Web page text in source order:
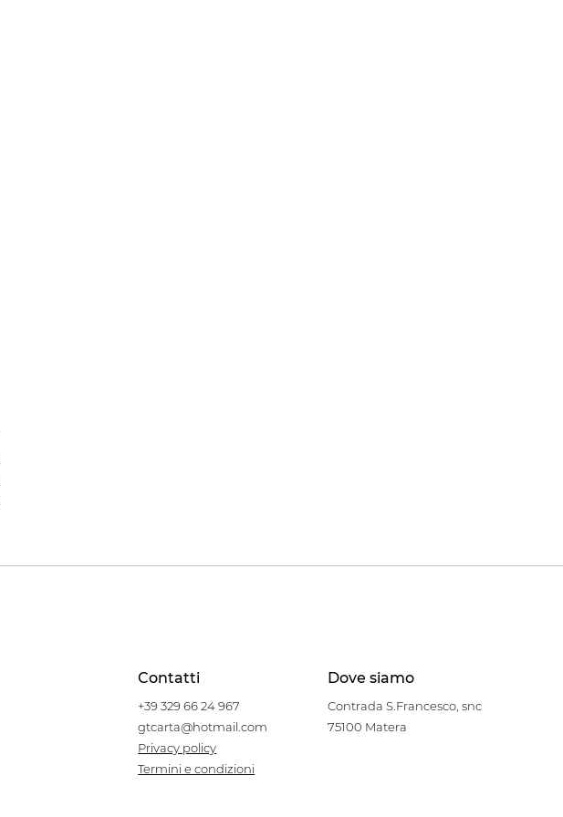
Contatti Dove siamo
+39 329 66 24 967
gtcarta@hotmail.com
Privacy policy
Termini e condizioni
Contrada S.Francesco, snc
75100 Matera